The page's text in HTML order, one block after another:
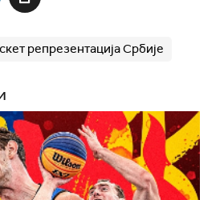
репрезентација Србије